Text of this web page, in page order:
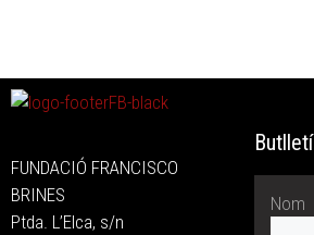
FUNDACIÓ FRANCISCO
BRINES
Ptda. L’Elca, s/n
Butlletí
Nom